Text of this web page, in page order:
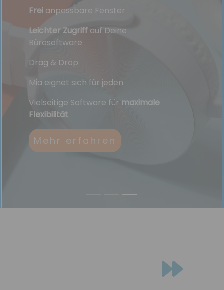
Fenster
auf Deine
für jeden
fürmaximale
Previous